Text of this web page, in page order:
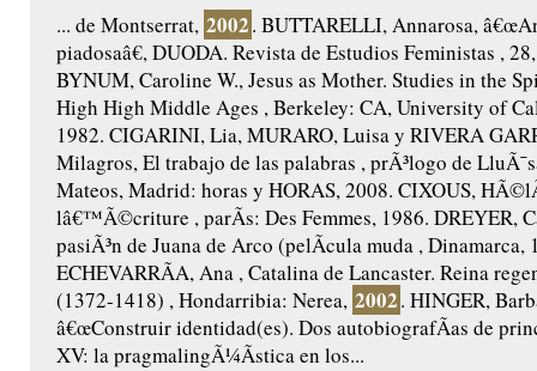
... de Montserrat, 2002. BUTTARELLI, Annarosa,
piadosaâ€, DUODA. Revista de Estudios Feministas ,
BYNUM, Caroline W., Jesus as Mother. Studies in the
High High Middle Ages , Berkeley: CA, University of
1982. CIGARINI, Lia, MURARO, Luisa y RIVERA
Milagros, El trabajo de las palabras , prÃ³logo de
Mateos, Madrid: horas y HORAS, 2008. CIXOUS,
lâ€™Ã©criture , parÃ­s: Des Femmes, 1986. DREYER,
pasiÃ³n de Juana de Arco (pelÃ­cula muda , Dinamarca,
ECHEVARRÃA, Ana , Catalina de Lancaster. Reina
(1372-1418) , Hondarribia: Nerea, 2002. HINGER,
â€œConstruir identidad(es). Dos autobiografÃ­as de
XV: la pragmalingÃ¼Ã­stica en los...